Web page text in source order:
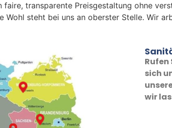
faire, transparente Preisgestaltung ohne
Wohl steht bei uns an oberster Stelle. Wir
sich
wir